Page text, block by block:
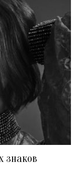
знаков